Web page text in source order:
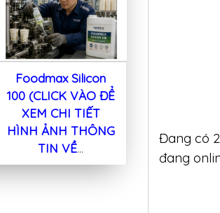
Foodmax Silicon
100 (CLICK VÀO ĐỂ
XEM CHI TIẾT
HÌNH ẢNH THÔNG
TIN VỀ...
Dầu
Đang có
đang